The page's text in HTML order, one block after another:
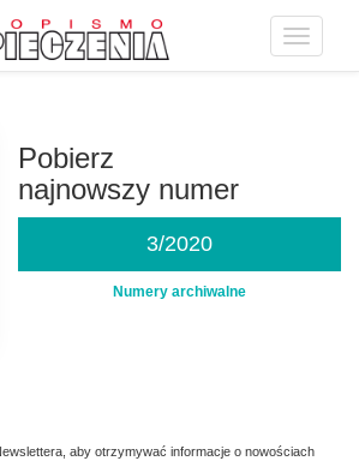
Toggle
Pobierz
najnowszy numer
3/2020
Numery archiwalne
aby otrzymywać informacje o nowościach